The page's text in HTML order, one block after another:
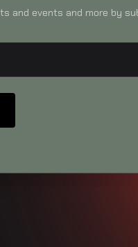
and events and more by